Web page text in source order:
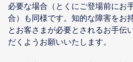
必要な場合（とくにご登場前にお
合）も同様です。知的な障害をお
とお客さまが必要とされるお手伝
だくようお願いいたします。